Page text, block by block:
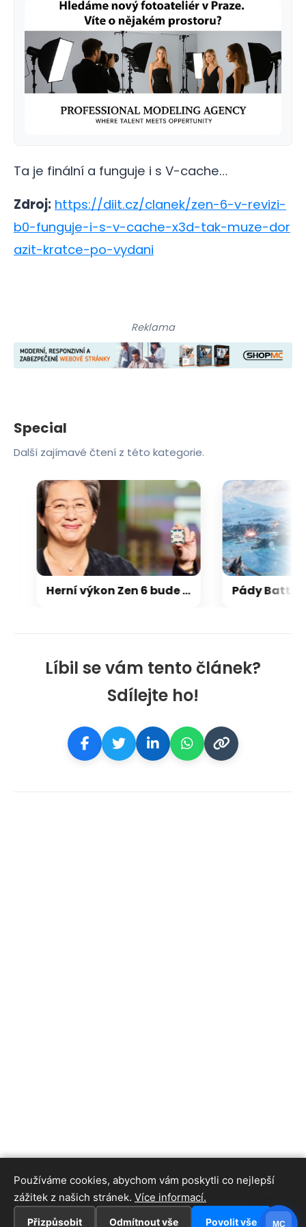
Ta je finální a funguje i s V-cache…
Zdroj: https://diit.cz/clanek/zen-6-v-revizi-
b0-funguje-i-s-v-cache-x3d-tak-muze-dor
azit-kratce-po-vydani
Líbil se vám tento článek?
Sdílejte ho!
Reklama
Special
Další zajímavé čtení z této kategorie.
Herní výkon Zen 6 bude 15-18 % nad Zen 5, na úrovni Zen 5 X3D
Používáme cookies, abychom vám poskytli co nejlepší
zážitek z našich stránek. Více informací.
Přizpůsobit Odmítnout vše Povolit vše MC